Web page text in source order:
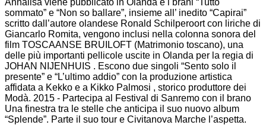
sommato” e “Non so ballare”, insieme all’ inedito “Capirai”
scritto dall’autore olandese Ronald Schilperoort con liriche di
Giancarlo Romita, vengono inclusi nella colonna sonora del
film TOSCAANSE BRUILOFT (Matrimonio toscano), una
delle più importanti pellicole uscite in Olanda per la regia di
JOHAN NIJENHUIS . Escono due singoli “Sento solo il
presente” e “L’ultimo addio” con la produzione artistica
affidata a Kekko e a Kikko Palmosi , storico produttore dei
Modà. 2015 - Partecipa al Festival di Sanremo con il brano
Una finestra tra le stelle che anticipa il suo nuovo album
“Splende”. Parte il suo tour e Civitanova Marche l’aspetta.